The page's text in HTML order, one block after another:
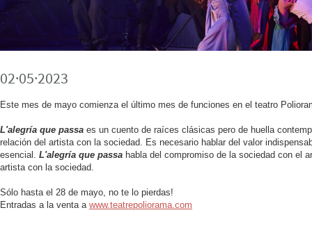
02·05·2023
Este mes de mayo comienza el último mes de funciones en el teatro
L'alegría que passa es un cuento de raíces clásicas pero de huella
relación del artista con la sociedad. Es necesario hablar del valor
esencial. L'alegría que passa habla del compromiso de la sociedad con el
artista con la sociedad.
Sólo hasta el 28 de mayo, no te lo pierdas!
Entradas a la venta a www.teatrepoliorama.com